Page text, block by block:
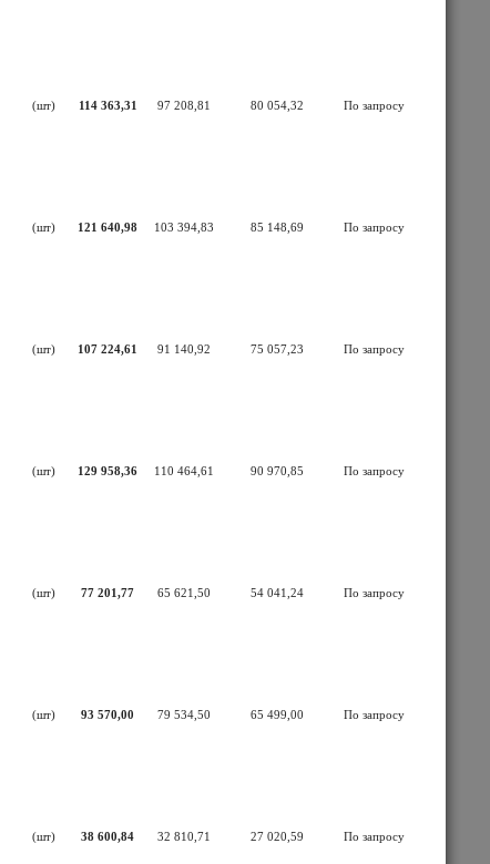
(шт) 114 363,31 97 208,81 80 054,32 По запросу
(шт) 121 640,98 103 394,83 85 148,69 По запросу
(шт) 107 224,61 91 140,92 75 057,23 По запросу
(шт) 129 958,36 110 464,61 90 970,85 По запросу
(шт) 77 201,77 65 621,50 54 041,24 По запросу
(шт) 93 570,00 79 534,50 65 499,00 По запросу
(шт) 38 600,84 32 810,71 27 020,59 По запросу